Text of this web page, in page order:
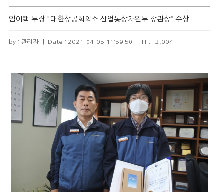
임이택 부장 "대한상공회의소 산업통상자원부 장관상” 수상
by : 관리자 Date : 2021-04-05 11:59:50 Hit : 2,004